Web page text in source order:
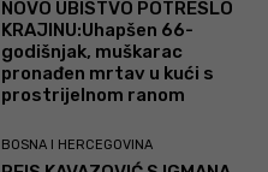
NOVO UBISTVO POTRESLO
KRAJINU:Uhapšen 66-
godišnjak, muškarac
pronađen mrtav u kući s
prostrijelnom ranom
BOSNA I HERCEGOVINA